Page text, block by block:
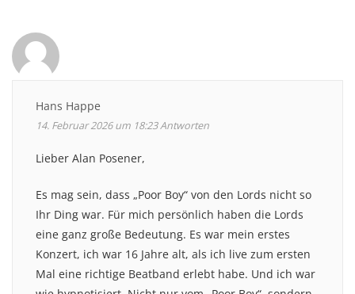
Hans Happe
14. Februar 2026 um 18:23Antworten
Lieber Alan Posener,
Es mag sein, dass „Poor Boy“ von den Lords nicht so
Ihr Ding war. Für mich persönlich haben die Lords
eine ganz große Bedeutung. Es war mein erstes
Konzert, ich war 16 Jahre alt, als ich live zum ersten
Mal eine richtige Beatband erlebt habe. Und ich war